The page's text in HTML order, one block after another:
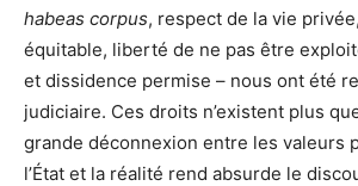
habeas corpus, respect de la vie
équitable, liberté de ne pas être
et dissidence permise – nous ont été
judiciaire. Ces droits n’existent plus
grande déconnexion entre les valeurs
l’État et la réalité rend absurde le